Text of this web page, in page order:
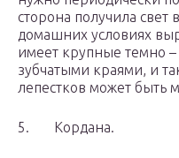
сторона получила свет
домашних условиях
имеет крупные темно
зубчатыми краями, и
лепестков может быть
5. Кордана.